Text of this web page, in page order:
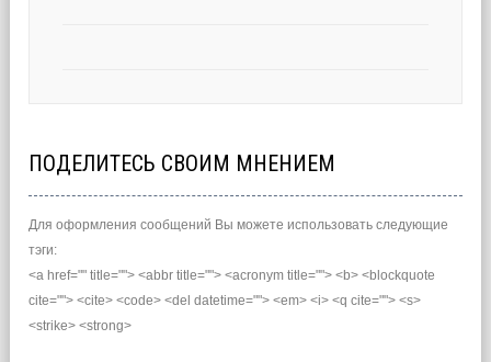
ПОДЕЛИТЕСЬ СВОИМ МНЕНИЕМ
Для оформления сообщений Вы можете использовать следующие
тэги:
<a href="" title=""> <abbr title=""> <acronym title=""> <b> <blockquote
cite=""> <cite> <code> <del datetime=""> <em> <i> <q cite=""> <s>
<strike> <strong>